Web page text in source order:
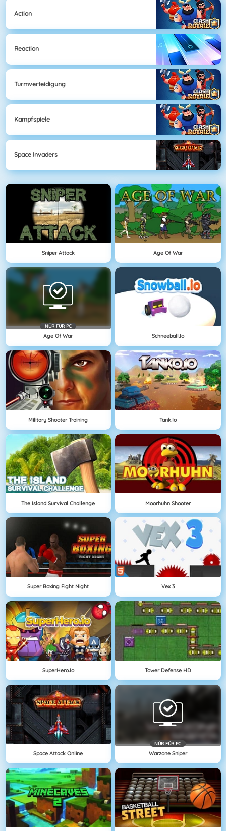
Action
Reaction
Turmverteidigung
Kampfspiele
Space Invaders
Sniper Attack Age Of War
NÜR FÜR PC
Age Of War Schneeball.io
Military Shooter Training Tank.io
The Island Survival Challenge Moorhuhn Shooter
Super Boxing Fight Night Vex 3
SuperHero.io Tower Defense HD
Space Attack Online
NÜR FÜR PC
Warzone Sniper